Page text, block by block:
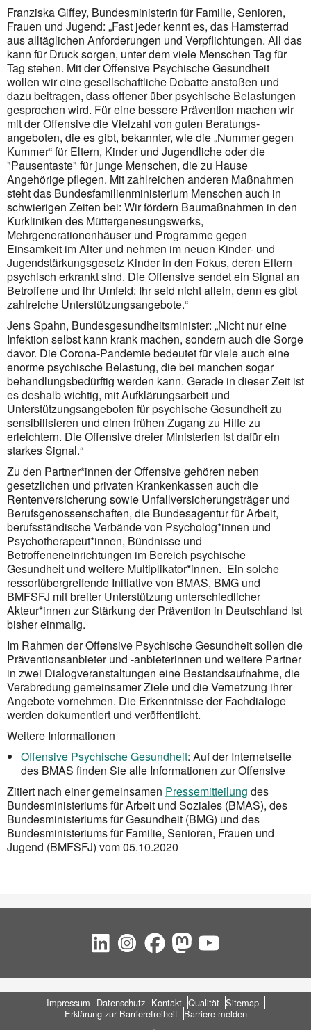
Franziska Giffey, Bundesministerin für Familie, Senioren,
Frauen und Jugend: „Fast jeder kennt es, das Hamsterrad
aus alltäglichen Anforderungen und Verpflichtungen. All das
kann für Druck sorgen, unter dem viele Menschen Tag für
Tag stehen. Mit der Offensive Psychische Gesundheit
wollen wir eine gesell­schaft­liche Debatte anstoßen und
dazu beitragen, dass offener über psychische Belastungen
gesprochen wird. Für eine bessere Prävention machen wir
mit der Offensive die Vielzahl von guten Beratungs­
angeboten, die es gibt, bekannter, wie die „Nummer gegen
Kummer“ für Eltern, Kinder und Jugendliche oder die
"Pausen­taste" für junge Menschen, die zu Hause
Angehörige pflegen. Mit zahlreichen anderen Maßnahmen
steht das Bundesfamilienministerium Menschen auch in
schwierigen Zeiten bei: Wir fördern Baumaßnahmen in den
Kurkliniken des Müttergenesungswerks,
Mehrgenerationenhäuser und Programme gegen
Einsamkeit im Alter und nehmen im neuen Kinder- und
Jugendstärkungsgesetz Kinder in den Fokus, deren Eltern
psychisch erkrankt sind. Die Offensive sendet ein Signal an
Betroffene und ihr Umfeld: Ihr seid nicht allein, denn es gibt
zahlreiche Unterstützungsangebote.“
Jens Spahn, Bundesgesundheitsminister: „Nicht nur eine
Infektion selbst kann krank machen, sondern auch die Sorge
davor. Die Corona-Pandemie bedeutet für viele auch eine
enorme psychische Belastung, die bei manchen sogar
behandlungsbedürftig werden kann. Gerade in dieser Zeit ist
es deshalb wichtig, mit Aufklärungsarbeit und
Unterstützungsangeboten für psychische Gesundheit zu
sensibilisieren und einen frühen Zugang zu Hilfe zu
erleichtern. Die Offensive dreier Ministerien ist dafür ein
starkes Signal.“
Zu den Partner*innen der Offensive gehören neben
gesetzlichen und privaten Krankenkassen auch die
Rentenversicherung sowie Unfallversicherungsträger und
Berufsgenossenschaften, die Bundesagentur für Arbeit,
berufsständische Verbände von Psycholog*innen und
Psychotherapeut*innen, Bündnisse und
Betroffeneneinrichtungen im Bereich psychische
Gesundheit und weitere Multiplikator*innen. Ein solche
ressortübergreifende Initiative von BMAS, BMG und
BMFSFJ mit breiter Unterstützung unterschiedlicher
Akteur*innen zur Stärkung der Prävention in Deutschland ist
bisher einmalig.
Im Rahmen der Offensive Psychische Gesundheit sollen die
Präventionsanbieter und -anbieterinnen und weitere Partner
in zwei Dialogveranstaltungen eine Bestandsaufnahme, die
Verabredung gemeinsamer Ziele und die Vernetzung ihrer
Angebote vornehmen. Die Erkenntnisse der Fachdialoge
werden dokumentiert und veröffentlicht.
Weitere Informationen
Offensive Psychische Gesundheit: Auf der Internetseite
des BMAS finden Sie alle Informationen zur Offensive
Zitiert nach einer gemeinsamen Pressemitteilung des
Bundesministeriums für Arbeit und Soziales (BMAS), des
Bundesministeriums für Gesundheit (BMG) und des
Bundesministeriums für Familie, Senioren, Frauen und
Jugend (BMFSFJ) vom 05.10.2020
Social Bookmarks
FußbereichImpressum Datenschutz Kontakt Qualität Sitemap
Erklärung zur Barrierefreiheit Barriere melden